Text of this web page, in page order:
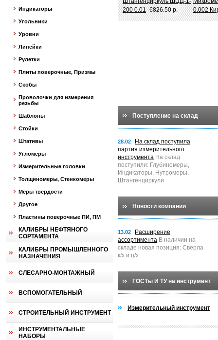
Индикаторы
Угольники
Уровни
Линейки
Рулетки
Плиты поверочные, Призмы
Скобы
Проволочки для измерения
резьбы
Шаблоны
Стойки
Штативы
Угломеры
Измерительные головки
Толщиномеры, Стенкомеры
Меры твердости
Другое
Пластины поверочные ПИ, ПМ
КАЛИБРЫ НЕФТЯНОГО
СОРТАМЕНТА
КАЛИБРЫ ПРОМЫШЛЕННОГО
НАЗНАЧЕНИЯ
СЛЕСАРНО-МОНТАЖНЫЙ
ВСПОМОГАТЕЛЬНЫЙ
СТРОИТЕЛЬНЫЙ ИНСТРУМЕНТ
ИНСТРУМЕНТАЛЬНЫЕ
НАБОРЫ
200 0.01 6826.50 р.
0.002
Поступление на склад
28.02
На склад поступила
партия измерительного
инструмента На склад
поступили: Глубиномеры,
Индикаторы, Нутромеры,
Штангенциркули
Новости компании
13.02
Расширение
ассортимента В наличии на
складе новая позиция: Сверла
к/х и ц/х
ГОСТы И ТУ на инструмент
Измерительный инструмент